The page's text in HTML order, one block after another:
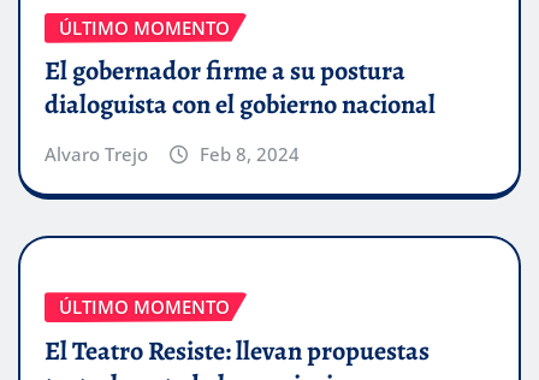
ÚLTIMO MOMENTO
El gobernador firme a su postura
dialoguista con el gobierno nacional
Alvaro Trejo Feb 8, 2024
ÚLTIMO MOMENTO
El Teatro Resiste: llevan propuestas